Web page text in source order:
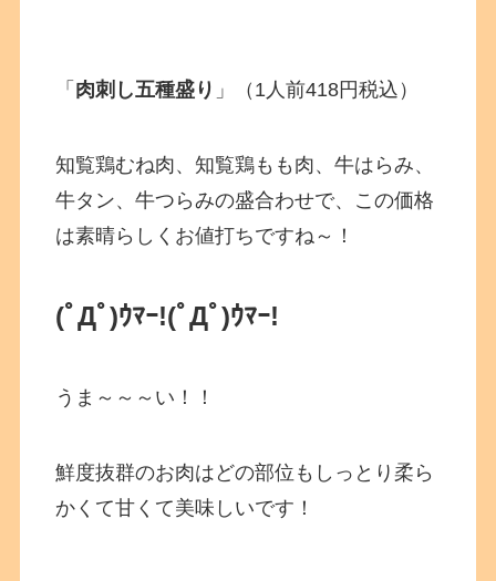
「 肉刺し五種盛り 」（1人前418円税込）
知覧鶏むね肉、知覧鶏もも肉、牛はらみ、
牛タン、牛つらみの盛合わせで、この価格
は素晴らしくお値打ちですね～！
(ﾟДﾟ)ｳﾏｰ!(ﾟДﾟ)ｳﾏｰ!
うま～～～い！！
鮮度抜群のお肉はどの部位もしっとり柔ら
かくて甘くて美味しいです！